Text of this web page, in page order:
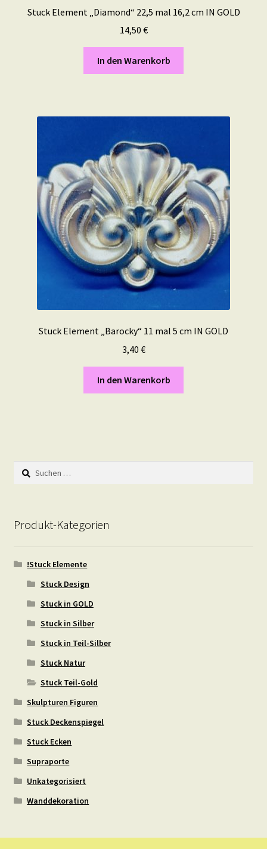
Stuck Element „Diamond“ 22,5 mal 16,2 cm IN GOLD
14,50 €
In den Warenkorb
Stuck Element „Barocky“ 11 mal 5 cm IN GOLD
3,40 €
In den Warenkorb
Suchen
nach:
Produkt-Kategorien
!Stuck Elemente
Stuck Design
Stuck in GOLD
Stuck in Silber
Stuck in Teil-Silber
Stuck Natur
Stuck Teil-Gold
Skulpturen Figuren
Stuck Deckenspiegel
Stuck Ecken
Supraporte
Unkategorisiert
Wanddekoration